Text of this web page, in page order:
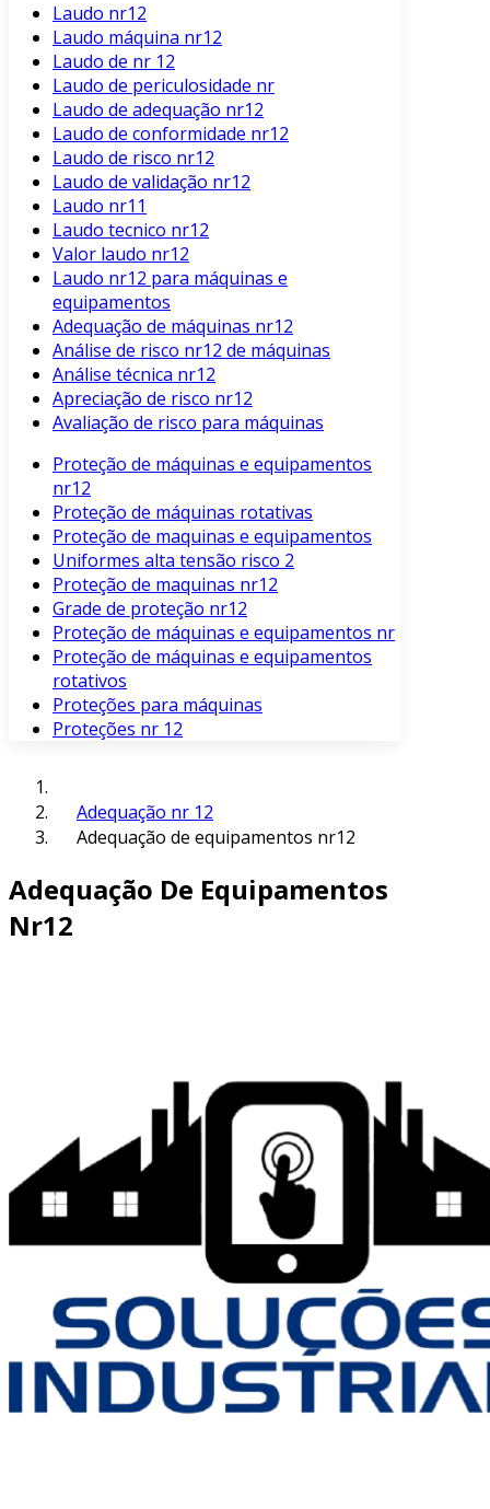
Laudo nr12
Laudo máquina nr12
Laudo de nr 12
Laudo de periculosidade nr
Laudo de adequação nr12
Laudo de conformidade nr12
Laudo de risco nr12
Laudo de validação nr12
Laudo nr11
Laudo tecnico nr12
Valor laudo nr12
Laudo nr12 para máquinas e
equipamentos
Adequação de máquinas nr12
Análise de risco nr12 de máquinas
Análise técnica nr12
Apreciação de risco nr12
Avaliação de risco para máquinas
Proteção de máquinas e equipamentos
nr12
Proteção de máquinas rotativas
Proteção de maquinas e equipamentos
Uniformes alta tensão risco 2
Proteção de maquinas nr12
Grade de proteção nr12
Proteção de máquinas e equipamentos nr
Proteção de máquinas e equipamentos
rotativos
Proteções para máquinas
Proteções nr 12
Adequação nr 12
Adequação de equipamentos nr12
Adequação De Equipamentos
Nr12